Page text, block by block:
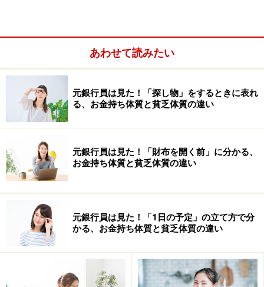
お金持ちの家の中は、本当にスッキリと片づいていて、まさ
に収納の達人という感じ！
貧乏な人の家の中はどうなっている？
あわせて読みたい
元銀行員は見た！「探し物」をするときに表れ
る、お金持ち体質と貧乏体質の違い
元銀行員は見た！「財布を開く前」に分かる、
お金持ち体質と貧乏体質の違い
元銀行員は見た！「1日の予定」の立て方で分
かる、お金持ち体質と貧乏体質の違い